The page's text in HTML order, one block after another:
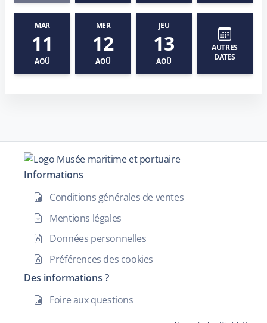
MAR
11
AOÛ
MER
12
AOÛ
JEU
13
AOÛ
AUTRES
DATES
Informations
Conditions générales de ventes
Mentions légales
Données personnelles
Préférences des cookies
Des informations ?
Foire aux questions